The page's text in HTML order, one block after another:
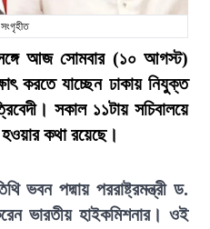
সঙ্গে আজ সোমবার (১০ আগস্ট)
করতে যাচ্ছেন ঢাকায় নিযুক্ত
সকাল ১১টায় সচিবালয়ে
হওয়ার কথা রয়েছে।
ভবন পদ্মায় পররাষ্ট্রমন্ত্রী ড.
ভারতীয় হাইকমিশনার। ওই